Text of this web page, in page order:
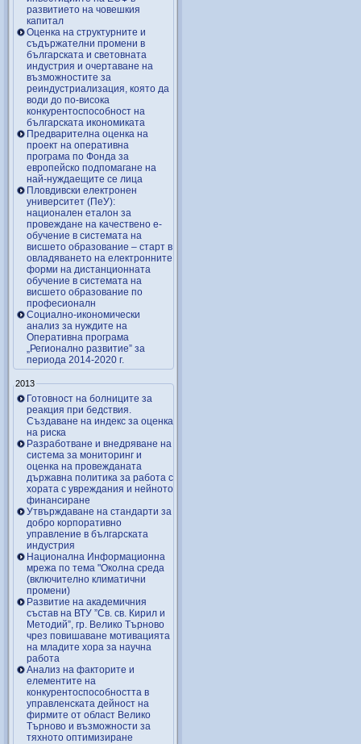
развитието на човешкия
капитал
Оценка на структурните и
съдържателни промени в
българската и световната
индустрия и очертаване на
възможностите за
реиндустриализация, която да
води до по-висока
конкурентоспособност на
българската икономиката
Предварителна оценка на
проект на оперативна
програма по Фонда за
европейско подпомагане на
най-нуждаещите се лица
Пловдивски електронен
университет (ПеУ):
национален еталон за
провеждане на качествено е-
обучение в системата на
висшето образование – старт в
овладяването на електронните
форми на дистанционната
обучение в системата на
висшето образование по
професионалн
Социално-икономически
анализ за нуждите на
Оперативна програма
„Регионално развитие” за
периода 2014-2020 г.
2013
Готовност на болниците за
реакция при бедствия.
Създаване на индекс за оценка
на риска
Разработване и внедряване на
система за мониторинг и
оценка на провежданата
държавна политика за работа с
хората с увреждания и нейното
финансиране
Утвърждаване на стандарти за
добро корпоративно
управление в българската
индустрия
Национална Информационна
мрежа по тема "Околна среда
(включително климатични
промени)
Развитие на академичния
състав на ВТУ ”Св. св. Кирил и
Методий”, гр. Велико Търново
чрез повишаване мотивацията
на младите хора за научна
работа
Анализ на факторите и
елементите на
конкурентоспособността в
управленската дейност на
фирмите от област Велико
Търново и възможности за
тяхното оптимизиране